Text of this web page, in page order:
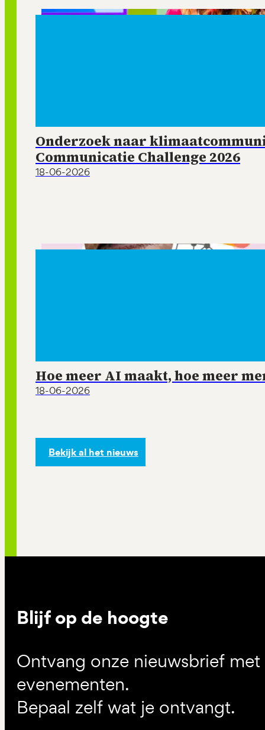
Onderzoek naar
Communicatie Challenge 2026
18-06-2026
Hoe meer AI maakt, hoe meer
18-06-2026
Bekijk al het nieuws
Blijf op de hoogte
Ontvang onze nieuwsbrief
evenementen.
Bepaal zelf wat je ontvangt.